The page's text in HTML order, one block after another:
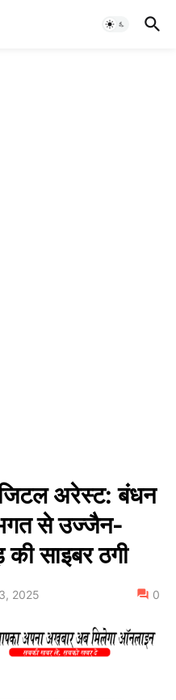
अरेस्ट: बंधन
से उज्जैन-
साइबर ठगी
2025 0